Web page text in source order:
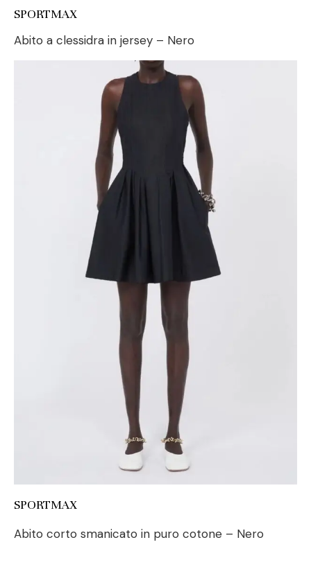
SPORTMAX
Abito a clessidra in jersey – Nero
SPORTMAX
Abito corto smanicato in puro cotone – Nero